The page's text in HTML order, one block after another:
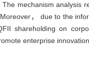
mechanism analysis
， due to the
shareholding on
enterprise